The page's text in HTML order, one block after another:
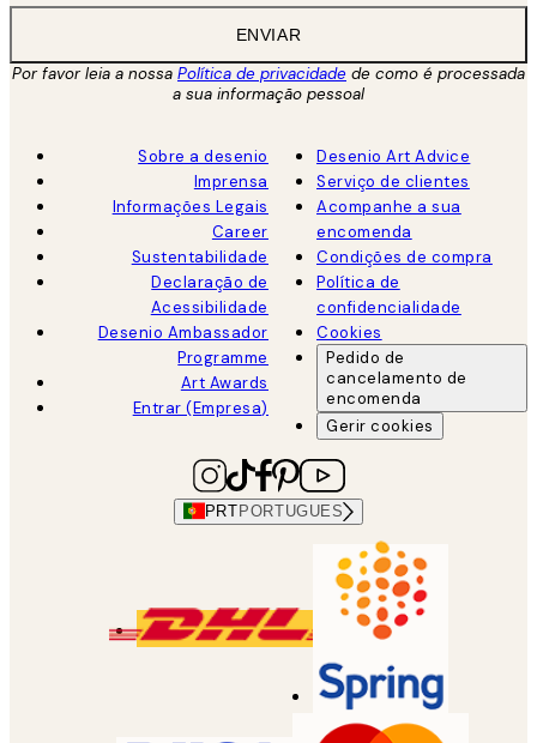
ENVIAR
Por favor leia a nossa Política de privacidade de como é processada
a sua informação pessoal
Sobre a desenio
Imprensa
Informações Legais
Career
Sustentabilidade
Declaração de
Acessibilidade
Desenio Ambassador
Programme
Art Awards
Entrar (Empresa)
Desenio Art Advice
Serviço de clientes
Acompanhe a sua
encomenda
Condições de compra
Política de
confidencialidade
Cookies
Pedido de
cancelamento de
encomenda
Gerir cookies
PRT PORTUGUES